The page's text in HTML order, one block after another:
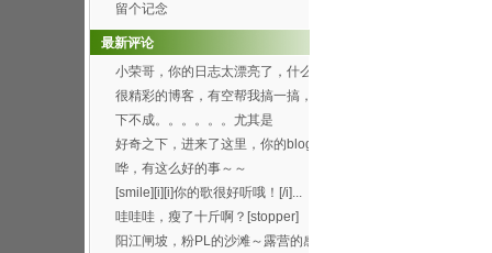
留个记念
最新评论
小荣哥，你的日志太漂亮了，什么
时候有空帮我也搞一个...
很精彩的博客，有空帮我搞一搞，
可以吗？[smile...
下不成。。。。。。尤其是
Through the f...
好奇之下，进来了这里，你的blog
办得好好哦。 ...
哗，有这么好的事～～
[smile][i][i]你的歌很好听哦！[/i]...
哇哇哇，瘦了十斤啊？[stopper]
阳江闸坡，粉PL的沙滩～露营的感